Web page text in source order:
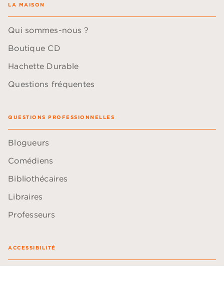
LA MAISON
Qui sommes-nous ?
Boutique CD
Hachette Durable
Questions fréquentes
QUESTIONS PROFESSIONNELLES
Blogueurs
Comédiens
Bibliothécaires
Libraires
Professeurs
ACCESSIBILITÉ